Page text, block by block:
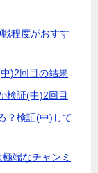
程度がおすす
)2回目の結果
検証(中)2回目
？検証(中)して
端なチャンミ